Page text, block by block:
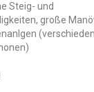
Steig- und
große